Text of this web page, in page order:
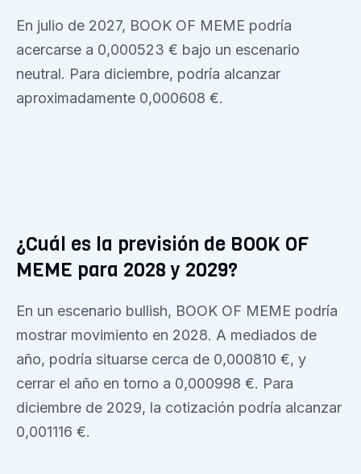
En julio de 2027, BOOK OF MEME podría
acercarse a 0,000523 € bajo un escenario
neutral. Para diciembre, podría alcanzar
aproximadamente 0,000608 €.
¿Cuál es la previsión de BOOK OF
MEME para 2028 y 2029?
En un escenario bullish, BOOK OF MEME podría
mostrar movimiento en 2028. A mediados de
año, podría situarse cerca de 0,000810 €, y
cerrar el año en torno a 0,000998 €. Para
diciembre de 2029, la cotización podría alcanzar
0,001116 €.